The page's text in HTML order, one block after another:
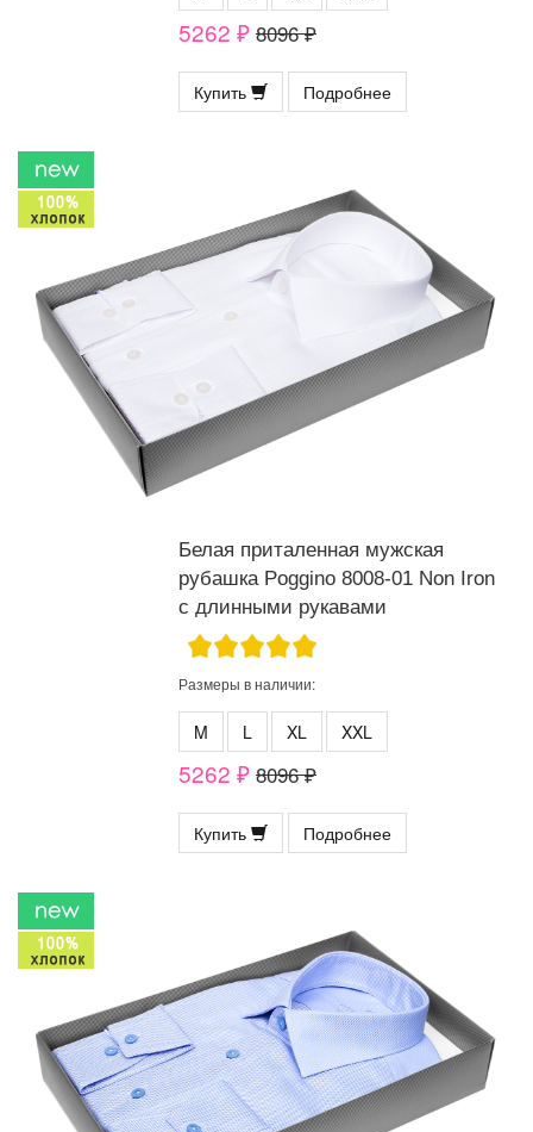
5262 ₽ 8096 ₽
Купить Подробнее
Белая приталенная мужская
рубашка Poggino 8008-01 Non Iron
с длинными рукавами
Размеры в наличии:
M L XL XXL
5262 ₽ 8096 ₽
Купить Подробнее